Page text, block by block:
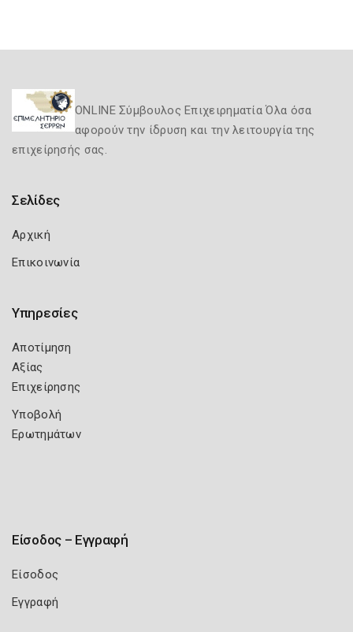
ONLINE Σύμβουλος Επιχειρηματία Όλα όσα
αφορούν την ίδρυση και την λειτουργία της
επιχείρησής σας.
Σελίδες
Αρχική
Επικοινωνία
Υπηρεσίες
Αποτίμηση
Αξίας
Επιχείρησης
Υποβολή
Ερωτημάτων
Είσοδος – Εγγραφή
Είσοδος
Εγγραφή